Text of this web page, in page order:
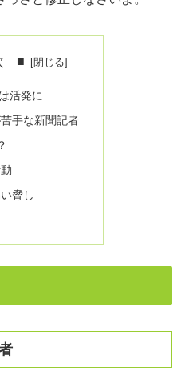
■
活発に
手な新聞記者
脅し